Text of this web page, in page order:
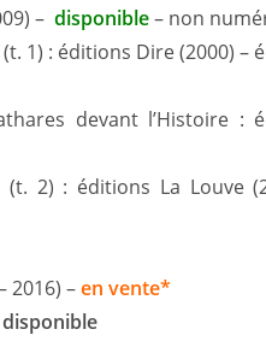
– disponible– non
(t. 1) : éditions Dire (2000) –
devant l’Histoire :
(t. 2) : éditions La Louve
2016) –en vente*